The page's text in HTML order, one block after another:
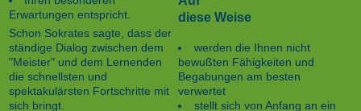
Erwartungen entspricht.
Schon Sokrates sagte, dass der
ständige Dialog zwischen dem
"Meister" und dem Lernenden
die schnellsten und
spektakulärsten Fortschritte mit
sich bringt.
diese Weise
werden die Ihnen nicht
bewußten Fähigkeiten und
Begabungen am besten
verwertet
stellt sich von Anfang an ein